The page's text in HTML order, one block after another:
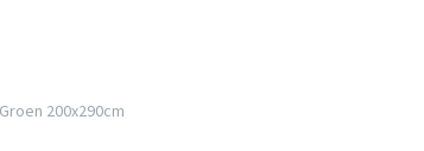
200x290cm